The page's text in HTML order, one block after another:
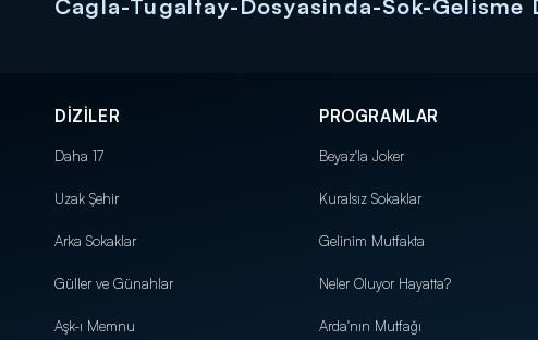
Cagla-Tugaltay-Dosyasinda-Sok-Gelisme
DİZİLER
Daha 17
Uzak Şehir
Arka Sokaklar
Güller ve Günahlar
Aşk-ı Memnu
PROGRAMLAR
Beyaz'la Joker
Kuralsız Sokaklar
Gelinim Mutfakta
Neler Oluyor Hayatta?
Arda'nın Mutfağı